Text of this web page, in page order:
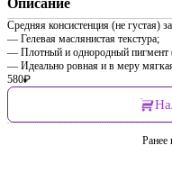
Описание
Средняя консистенция (не густая)
— Гелевая маслянистая текстура;
— Плотный и однородный пигмент
— Идеально ровная и в меру
580₽
Ранее